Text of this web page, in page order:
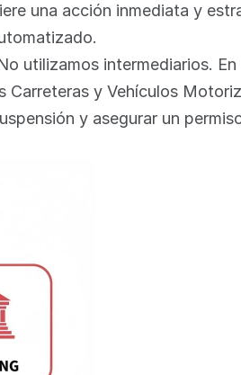
una acción inmediata y
utilizamos intermediarios.
y Vehículos
y asegurar un